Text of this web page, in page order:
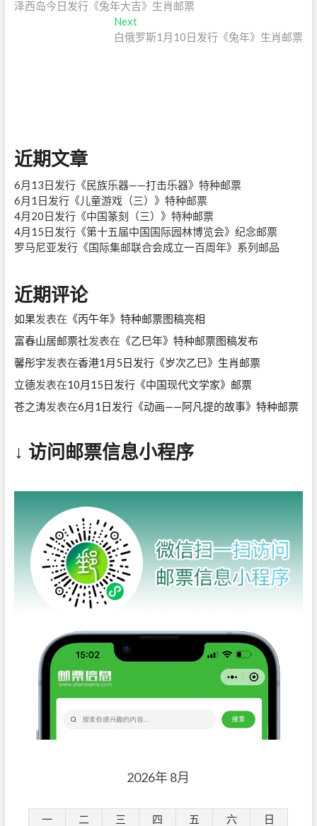
章
post:
泽西岛今日发行《兔年大吉》生肖邮票
NextNext
post:
白俄罗斯1月10日发行《兔年》生肖邮票
近期文章
6月13日发行《民族乐器——打击乐器》特种邮票
6月1日发行《儿童游戏（三）》特种邮票
4月20日发行《中国篆刻（三）》特种邮票
4月15日发行《第十五届中国国际园林博览会》纪念邮票
罗马尼亚发行《国际集邮联合会成立一百周年》系列邮品
近期评论
如果发表在 《丙午年》特种邮票图稿亮相
富春山居邮票社发表在 《乙巳年》特种邮票图稿发布
馨彤宇发表在香港1月5日发行《岁次乙巳》生肖邮票
立德发表在10月15日发行《中国现代文学家》邮票
苍之涛发表在6月1日发行《动画——阿凡提的故事》特种邮票
↓ 访问邮票信息小程序
2026年 8月
一 二 三 四 五 六
日